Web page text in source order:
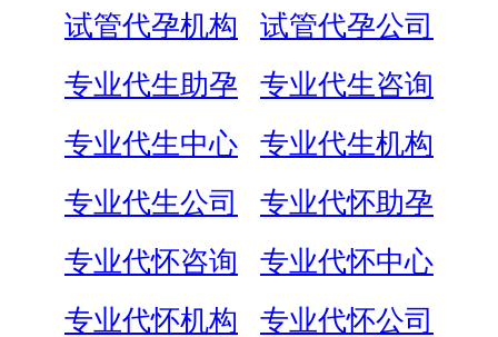
试管代孕机构
试管代孕公司
专业代生助孕
专业代生咨询
专业代生中心
专业代生机构
专业代生公司
专业代怀助孕
专业代怀咨询
专业代怀中心
专业代怀机构
专业代怀公司